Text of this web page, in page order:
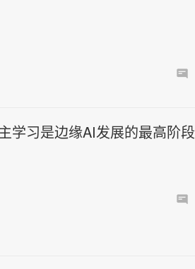
学习是边缘AI发展的最高阶段